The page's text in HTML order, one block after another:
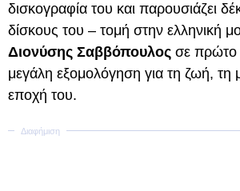
δισκογραφία του και παρουσιάζει
δίσκους του – τομή στην ελληνική
Διονύσης Σαββόπουλος σε
μεγάλη εξομολόγηση για τη ζωή, τη
εποχή του.